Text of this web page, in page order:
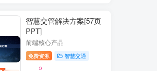
智慧交管解决方案[57页
PPT]
前端核心产品
免费资源 智慧交通